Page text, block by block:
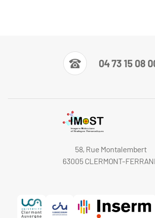
04 73 15 08
58, Rue Montalembert
63005 CLERMONT-